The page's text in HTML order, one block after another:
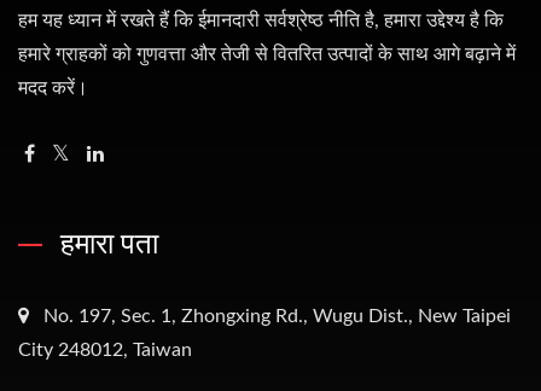
हम यह ध्यान में रखते हैं कि ईमानदारी सर्वश्रेष्ठ नीति है, हमारा उद्देश्य है कि
हमारे ग्राहकों को गुणवत्ता और तेजी से वितरित उत्पादों के साथ आगे बढ़ाने में
मदद करें।
हमारा पता
No. 197, Sec. 1, Zhongxing Rd., Wugu Dist., New Taipei
City 248012, Taiwan